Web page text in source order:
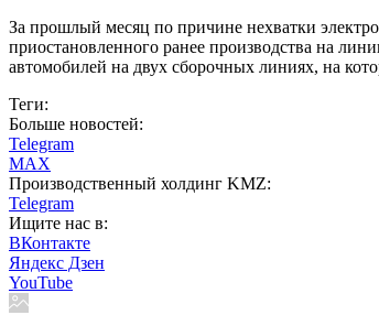
За прошлый месяц по причине нехватки
приостановленного ранее производства на
автомобилей на двух сборочных линиях, на
Теги:
Больше новостей:
Telegram
MAX
Производственный холдинг KMZ:
Telegram
Ищите нас в:
ВКонтакте
Яндекс Дзен
YouTube